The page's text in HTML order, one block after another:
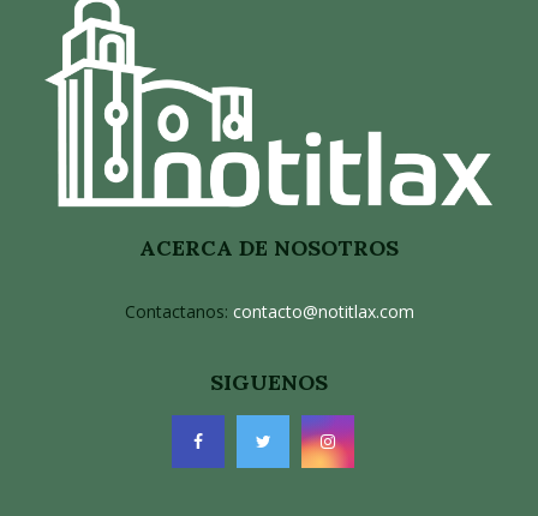
ACERCA DE NOSOTROS
Contactanos: contacto@notitlax.com
SIGUENOS